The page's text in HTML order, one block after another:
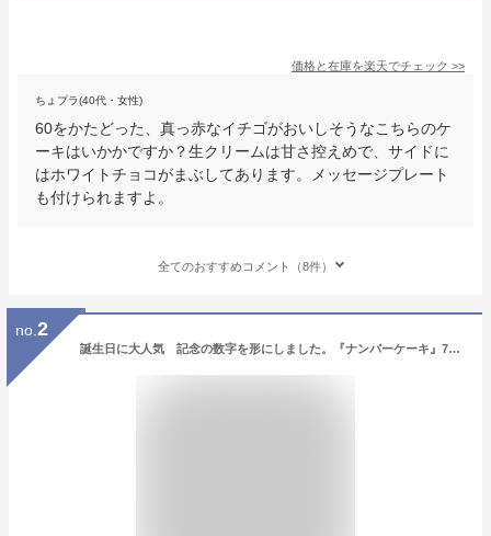
価格と在庫を楽天でチェック >>
ちょプラ(40代・女性)
60をかたどった、真っ赤なイチゴがおいしそうなこちらのケ
ーキはいかかですか？生クリームは甘さ控えめで、サイドに
はホワイトチョコがまぶしてあります。メッセージプレート
も付けられますよ。
全てのおすすめコメント（8件）
no. 2
誕生日に大人気 記念の数字を形にしました。『ナンバーケーキ』7号サイズ（5～8人前）フルーツ or いちごの2タイプお誕生日 はもちろん、母の日 や 父の日、還暦などの長寿祝い にも！数字の形 の ケーキ でお祝いしよう！